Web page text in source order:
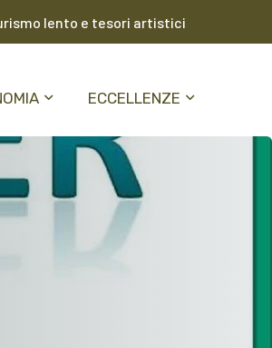
lento e tesori artistici
ECCELLENZE